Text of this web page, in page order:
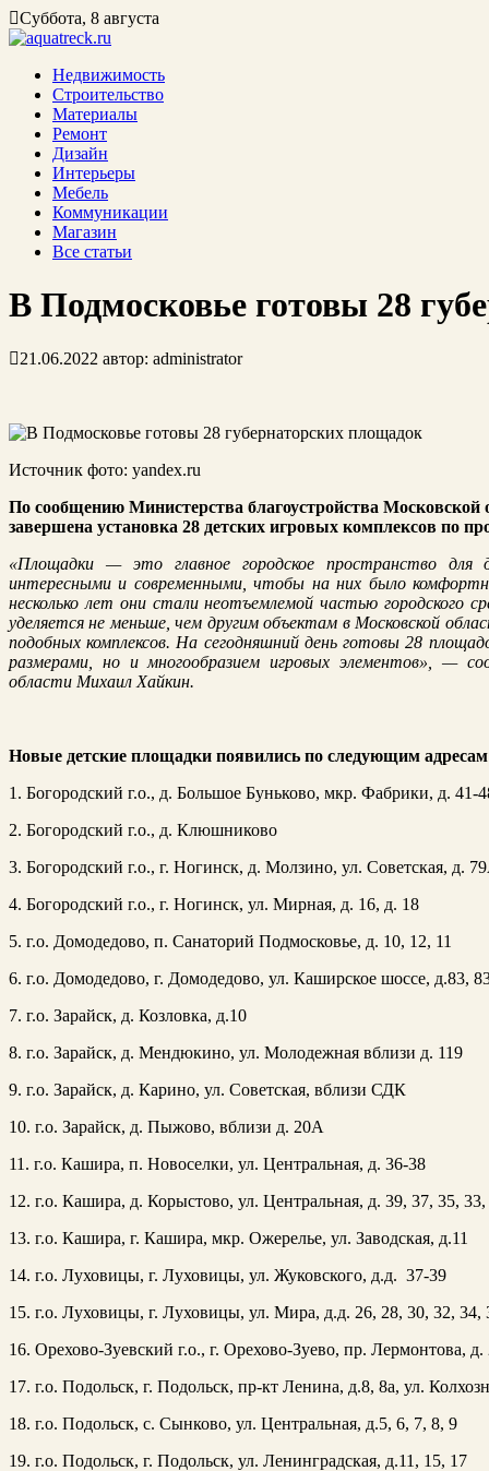
Суббота, 8 августа
Недвижимость
Строительство
Материалы
Ремонт
Дизайн
Интерьеры
Мебель
Коммуникации
Магазин
Все статьи
В Подмосковье готовы 28
21.06.2022 автор: administrator
Источник фото: yandex.ru
По сообщению Министерства благоустройства Московской
завершена установка 28 детских игровых комплексов по
«Площадки — это главное городское пространство
интересными и современными, чтобы на них было
несколько лет они стали неотъемлемой частью городского
уделяется не меньше, чем другим объектам в Московской
подобных комплексов. На сегодняшний день готовы 28
размерами, но и многообразием игровых элементов», —
области Михаил Хайкин.
Новые детские площадки появились по следующим
1. Богородский г.о., д. Большое Буньково, мкр. Фабрики, д. 41-
2. Богородский г.о., д. Клюшниково
3. Богородский г.о., г. Ногинск, д. Молзино, ул. Советская, д.
4. Богородский г.о., г. Ногинск, ул. Мирная, д. 16, д. 18
5. г.о. Домодедово, п. Санаторий Подмосковье, д. 10, 12, 11
6. г.о. Домодедово, г. Домодедово, ул. Каширское шоссе, д.83,
7. г.о. Зарайск, д. Козловка, д.10
8. г.о. Зарайск, д. Мендюкино, ул. Молодежная вблизи д. 119
9. г.о. Зарайск, д. Карино, ул. Советская, вблизи СДК
10. г.о. Зарайск, д. Пыжово, вблизи д. 20А
11. г.о. Кашира, п. Новоселки, ул. Центральная, д. 36-38
12. г.о. Кашира, д. Корыстово, ул. Центральная, д. 39, 37, 35,
13. г.о. Кашира, г. Кашира, мкр. Ожерелье, ул. Заводская, д.11
14. г.о. Луховицы, г. Луховицы, ул. Жуковского, д.д. 37-39
15. г.о. Луховицы, г. Луховицы, ул. Мира, д.д. 26, 28, 30, 32, 34,
16. Орехово-Зуевский г.о., г. Орехово-Зуево, пр. Лермонтова, д.
17. г.о. Подольск, г. Подольск, пр-кт Ленина, д.8, 8а, ул.
18. г.о. Подольск, с. Сынково, ул. Центральная, д.5, 6, 7, 8, 9
19. г.о. Подольск, г. Подольск, ул. Ленинградская, д.11, 15, 17